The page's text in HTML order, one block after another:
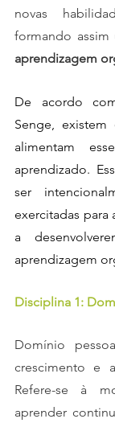
novas
aprendizagem
De acordo
Senge, existem
alimentam
aprendizado.
ser
exercitadas para
a
aprendizagem
Disciplina 1:
Domínio
crescimento e
Refere-se à
aprender